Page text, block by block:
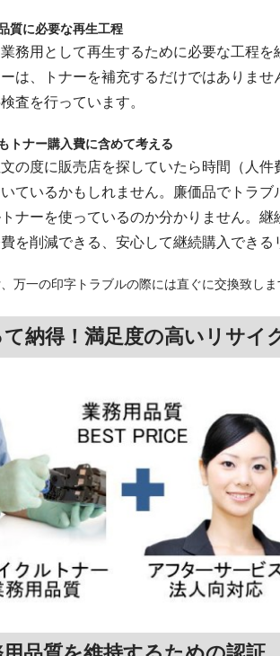
質に必要な再生工程
務用として再生するために必要な工程
は、トナーを補充するだけではありま
査を行っています。
トナー購入費に含めて考える
文の度に販売店を探していたら時間（人
ているかもしれません。廉価品でトラ
ナーを使っているのか分かりません。
を削減できる、安心して継続購入できる
万一の印字トラブルの際には直ぐに交換致し
納得！満足度の高いリサイ